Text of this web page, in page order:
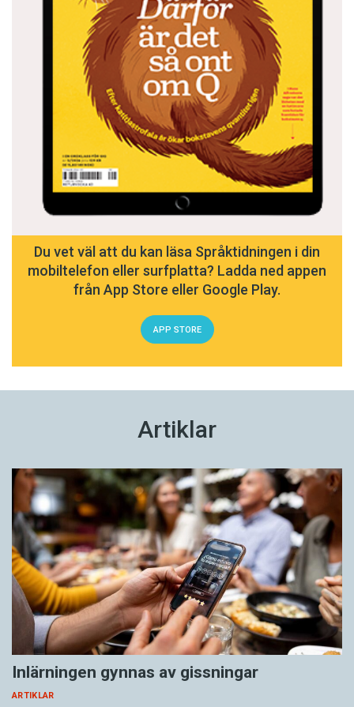
Du vet väl att du kan läsa Språktidningen i din
mobiltelefon eller surfplatta? Ladda ned appen
från App Store eller Google Play.
APP STORE
Artiklar
Inlärningen gynnas av gissningar
ARTIKLAR